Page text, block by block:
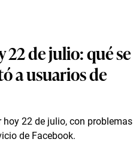
22 de julio: qué se
a usuarios de
22 de julio, con problemas
de Facebook.